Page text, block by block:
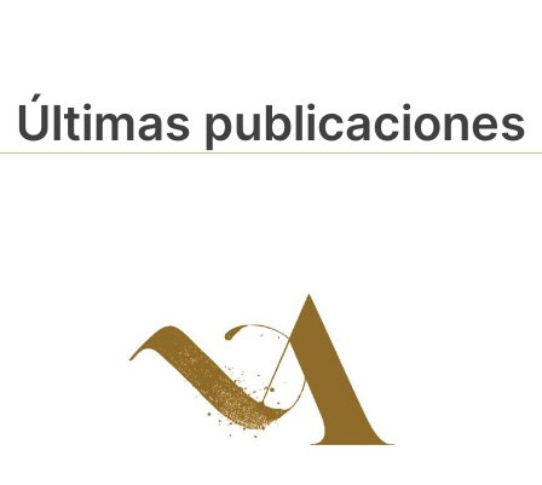
Últimas publicaciones